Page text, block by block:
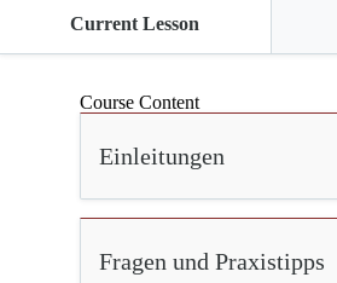
Current Lesson
Course Content
Einleitungen
Fragen und Praxistipps